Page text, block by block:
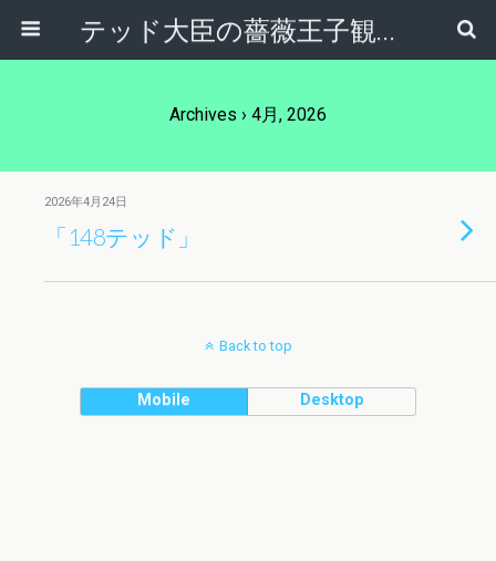
テッド大臣の薔薇王子観察日記
Archives › 4月, 2026
2026年4月24日
「148テッド」
Back to top
Mobile Desktop